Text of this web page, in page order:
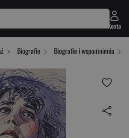
Konto
Biografie Biografie i wspomnienia